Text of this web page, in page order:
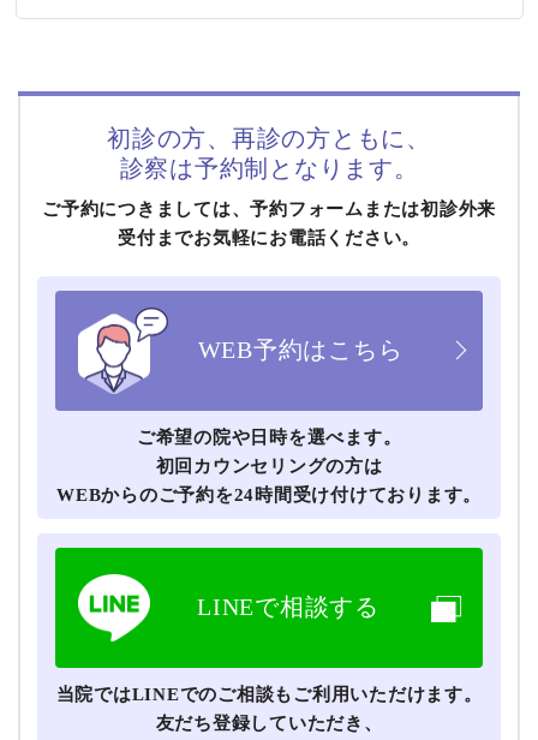
初診の方、再診の方ともに、
診察は予約制となります。
ご予約につきましては、予約フォームまたは初診外来
受付までお気軽にお電話ください。
WEB予約はこちら
ご希望の院や⽇時を選べます。
初回カウンセリングの方は
WEBからのご予約を24時間受け付けております。
LINEで相談する
当院ではLINEでのご相談もご利用いただけます。
友だち登録していただき、